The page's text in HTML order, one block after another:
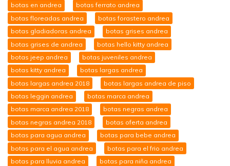
botas en andrea
botas ferrato andrea
botas floreadas andrea
botas forastero andrea
botas gladiadoras andrea
botas grises andrea
botas grises de andrea
botas hello kitty andrea
botas jeep andrea
botas juveniles andrea
botas kitty andrea
botas largas andrea
botas largas andrea 2018
botas largas andrea de piso
botas leggin andrea
botas marca andrea
botas marca andrea 2018
botas negras andrea
botas negras andrea 2018
botas oferta andrea
botas para agua andrea
botas para bebe andrea
botas para el agua andrea
botas para el frio andrea
botas para lluvia andrea
botas para niña andrea